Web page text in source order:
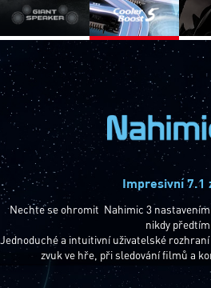
Impresivní 7.1
Nechte se ohromit Nahimic 3
nikdy
Jednoduché a intuitivní uživatelské
zvuk ve hře, při sledování filmů a